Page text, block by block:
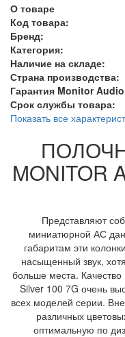
О товаре
Код товара:
Бренд:
Категория:
Наличие на складе:
Страна производства:
Гарантия Monitor
Срок службы товара:
Показать все
MONITOR
Представляют
миниатюрной АС
габаритам эти
насыщенный звук,
больше места. Качество
Silver 100 7G очень
всех моделей серии.
различных
оптимальную по